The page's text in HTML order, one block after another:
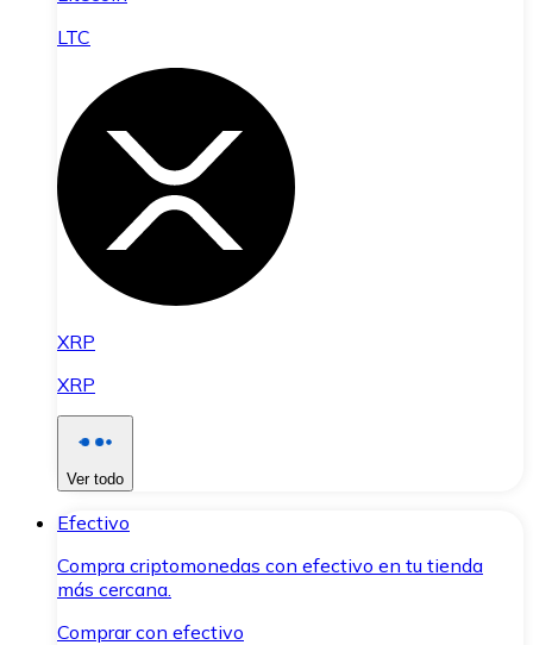
LTC
XRP
XRP
Ver todo
Efectivo
Compra criptomonedas con efectivo en tu tienda
más cercana.
Comprar con efectivo